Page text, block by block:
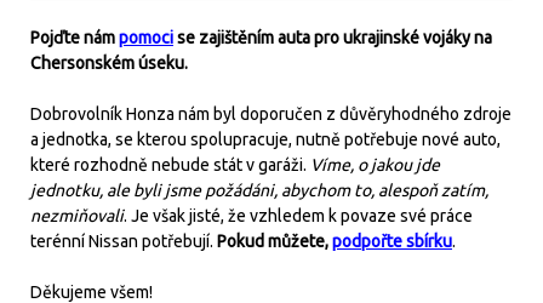
Pojďte námpomocise zajištěním auta pro ukrajinské vojáky na
Chersonském úseku.
Dobrovolník Honza nám byl doporučen z důvěryhodného zdroje
a jednotka, se kterou spolupracuje, nutně potřebuje nové auto,
které rozhodně nebude stát v garáži. Víme, o jakou jde
jednotku, ale byli jsme požádáni, abychom to, alespoň zatím,
nezmiňovali. Je však jisté, že vzhledem k povaze své práce
terénní Nissan potřebují. Pokud můžete,podpořte sbírku.
Děkujeme všem!